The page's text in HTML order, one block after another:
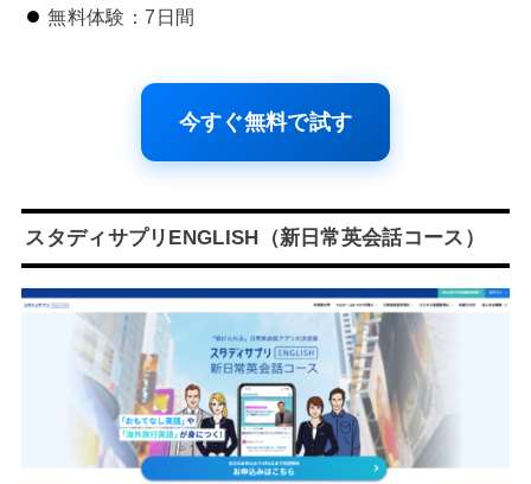
無料体験：7日間
今すぐ無料で試す
スタディサプリENGLISH（新日常英会話コース）